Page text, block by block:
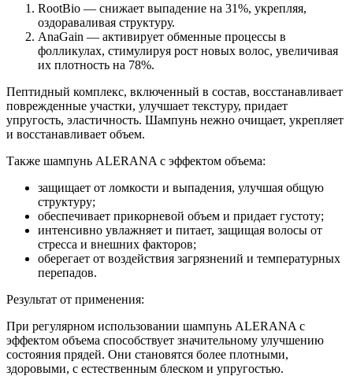
RootBio — снижает выпадение на 31%, укрепляя,
оздораваливая структуру.
AnaGain — активирует обменные процессы в
фолликулах, стимулируя рост новых волос, увеличивая
их плотность на 78%.
Пептидный комплекс, включенный в состав, восстанавливает
поврежденные участки, улучшает текстуру, придает
упругость, эластичность. Шампунь нежно очищает, укрепляет
и восстанавливает объем.
Также шампунь ALERANA с эффектом объема:
защищает от ломкости и выпадения, улучшая общую
структуру;
обеспечивает прикорневой объем и придает густоту;
интенсивно увлажняет и питает, защищая волосы от
стресса и внешних факторов;
оберегает от воздействия загрязнений и температурных
перепадов.
Результат от применения:
При регулярном использовании шампунь ALERANA с
эффектом объема способствует значительному улучшению
состояния прядей. Они становятся более плотными,
здоровыми, с естественным блеском и упругостью.